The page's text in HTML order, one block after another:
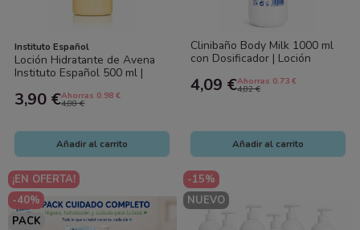
Instituto Español
Loción Hidratante de Avena
Instituto Español 500 ml |
y...
3,90 €Ahorras 0.98 €
4,88 €
Añadir al carrito
Clinibaño Body Milk 1000 ml
con Dosificador | Loción
Seca...
4,09 €Ahorras 0.73 €
4,82 €
Añadir al carrito
¡EN OFERTA!
-40%
PACK
-15%
NUEVO